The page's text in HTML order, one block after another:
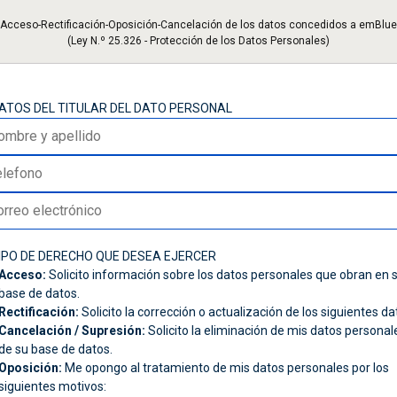
corregir, actualizar, suprimir, modificar u
podrás hacerlo a través del siguiente correo
los Servicios de emBlue tiene la posibilidad de
momento ingresando a Contacto, en la
asoporte@embluemail.com
en relación con el acceso o con la
siguiente dirección: soporte@embluemail.com
Acceso-Rectificación-Oposición-Cancelación de los datos concedidos a emBlue
(Ley N.º 25.326 - Protección de los Datos Personales)
DEL TITULAR DEL DATO PERSONAL
DE DERECHO QUE DESEA EJERCER
Solicito información sobre los datos personales que obran en
base de datos.
Rectificación: Solicito la corrección o actualización de los siguientes
Cancelación / Supresión: Solicito la eliminación de mis datos
su base de datos.
Oposición: Me opongo al tratamiento de mis datos personales por los
motivos: